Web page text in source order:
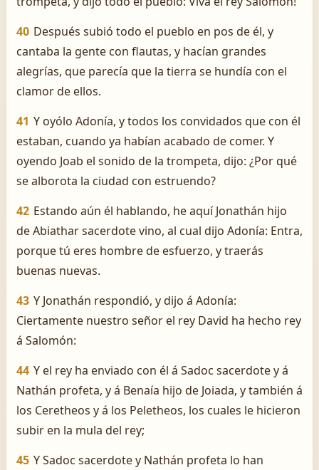
40 Después subió todo el pueblo en pos de él, y
cantaba la gente con flautas, y hacían grandes
alegrías, que parecía que la tierra se hundía con el
clamor de ellos.
41 Y oyólo Adonía, y todos los convidados que con él
estaban, cuando ya habían acabado de comer. Y
oyendo Joab el sonido de la trompeta, dijo: ¿Por qué
se alborota la ciudad con estruendo?
42 Estando aún él hablando, he aquí Jonathán hijo
de Abiathar sacerdote vino, al cual dijo Adonía: Entra,
porque tú eres hombre de esfuerzo, y traerás
buenas nuevas.
43 Y Jonathán respondió, y dijo á Adonía:
Ciertamente nuestro señor el rey David ha hecho rey
á Salomón:
44 Y el rey ha enviado con él á Sadoc sacerdote y á
Nathán profeta, y á Benaía hijo de Joiada, y también á
los Ceretheos y á los Peletheos, los cuales le hicieron
subir en la mula del rey;
45 Y Sadoc sacerdote y Nathán profeta lo han